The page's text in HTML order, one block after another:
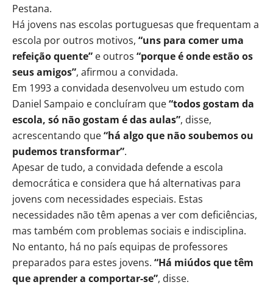
Pestana.
Há jovens nas escolas portuguesas que frequentam a
escola por outros motivos, “uns para comer uma
refeição quente” e outros “porque é onde estão os
seus amigos”, afirmou a convidada.
Em 1993 a convidada desenvolveu um estudo com
Daniel Sampaio e concluíram que“todos gostam da
escola, só não gostam é das aulas”, disse,
acrescentando que“há algo que não soubemos ou
pudemos transformar”.
Apesar de tudo, a convidada defende a escola
democrática e considera que há alternativas para
jovens com necessidades especiais. Estas
necessidades não têm apenas a ver com deficiências,
mas também com problemas sociais e indisciplina.
No entanto, há no país equipas de professores
preparados para estes jovens. “Há miúdos que têm
que aprender a comportar-se”, disse.